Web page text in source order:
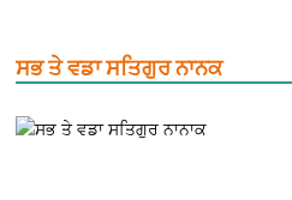
ਸਭ ਤੇ ਵਡਾ ਸਤਿਗੁਰ ਨਾਨਕ